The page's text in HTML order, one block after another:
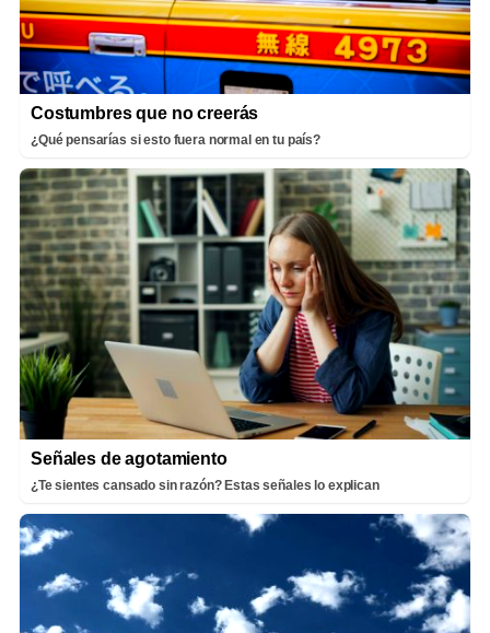
Costumbres que no creerás
¿Qué pensarías si esto fuera normal en tu país?
Señales de agotamiento
¿Te sientes cansado sin razón? Estas señales lo explican